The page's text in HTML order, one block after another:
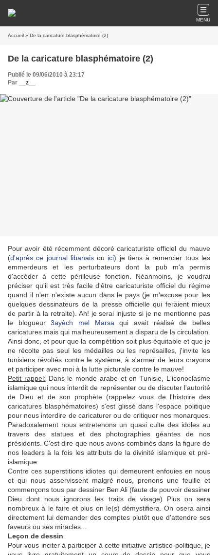
MENU
Accueil » De la caricature blasphématoire (2)
De la caricature blasphématoire (2)
Publié le 09/06/2010 à 23:17
Par
__z__
Pour avoir été récemment décoré caricaturiste officiel du mauve
(d'après ce journal libanaisou ici) je tiens à remercier tous les
emmerdeurs et les perturbateurs dont la pub m'a permis
d'accéder à cette périlleuse fonction. Néanmoins, je voudrai
préciser qu'il est très facile d'être caricaturiste officiel du régime
quand il n'en n'existe aucun dans le pays (je m'excuse pour les
quelques dessinateurs de la presse officielle qui feraient mieux
de partir à la retraite). Ah! je serai injuste si je ne mentionne pas
le blogueur3ayèch mel Marsa qui avait réalisé de belles
caricatures mais qui malheureusement a disparu de la circulation.
Ainsi donc, et pour que la compétition soit plus équitable et que je
ne récolte pas seul les médailles ou les représailles, j'invite les
tunisiens révoltés contre le système, à s'armer de leurs crayons
et participer avec moi à la lutte picturale contre le mauve!
Petit rappel: Dans le monde arabe et en Tunisie, L'iconoclasme
islamique qui nous interdit de représenter ou de discuter l'autorité
de Dieu et de son prophète (rappelez vous de l'histoire des
caricatures blasphématoires) s'est glissé dans l'espace politique
pour nous interdire de caricaturer ou de critiquer nos monarques.
Paradoxalement nous entretenons un quasi culte des idoles au
travers des statues et des photographies géantes de nos
présidents. C'est dire que nous avons combinés dans la figure de
nos leaders à la fois les attributs de la divinité islamique et pré-
islamique.
Contre ces superstitions idiotes qui demeurent enfouies en nous
et qui nous asservissent malgré nous, prenons une feuille et
commençons tous par dessiner Ben Ali (faute de pouvoir dessiner
Dieu dont nous ignorons les traits de visage) Plus on sera
nombreux à le faire et plus on le(s) démystifiera. On osera ainsi
directement lui demander des comptes plutôt que d'attendre ses
faveurs ou ses miracles...
Leçon de dessin
Pour vous inciter à participer à cette initiative artistico-politique, je